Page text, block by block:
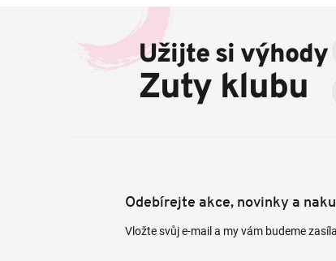
Užijte si výhody
Zuty klubu
Odebírejte akce, novinky a
Vložte svůj e-mail a my vám budeme